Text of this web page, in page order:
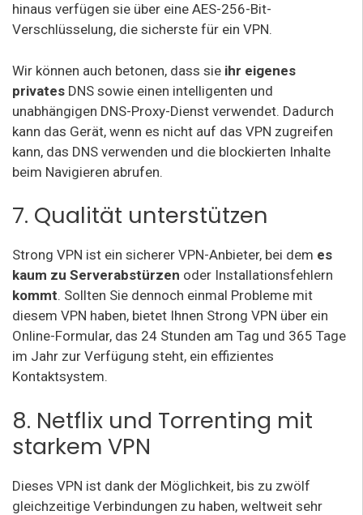
hinaus verfügen sie über eine AES-256-Bit-
Verschlüsselung, die sicherste für ein VPN.
Wir können auch betonen, dass sie ihr eigenes
privates DNS sowie einen intelligenten und
unabhängigen DNS-Proxy-Dienst verwendet. Dadurch
kann das Gerät, wenn es nicht auf das VPN zugreifen
kann, das DNS verwenden und die blockierten Inhalte
beim Navigieren abrufen.
7. Qualität unterstützen
Strong VPN ist ein sicherer VPN-Anbieter, bei dem es
kaum zu Serverabstürzen oder Installationsfehlern
kommt. Sollten Sie dennoch einmal Probleme mit
diesem VPN haben, bietet Ihnen Strong VPN über ein
Online-Formular, das 24 Stunden am Tag und 365 Tage
im Jahr zur Verfügung steht, ein effizientes
Kontaktsystem.
8. Netflix und Torrenting mit
starkem VPN
Dieses VPN ist dank der Möglichkeit, bis zu zwölf
gleichzeitige Verbindungen zu haben, weltweit sehr